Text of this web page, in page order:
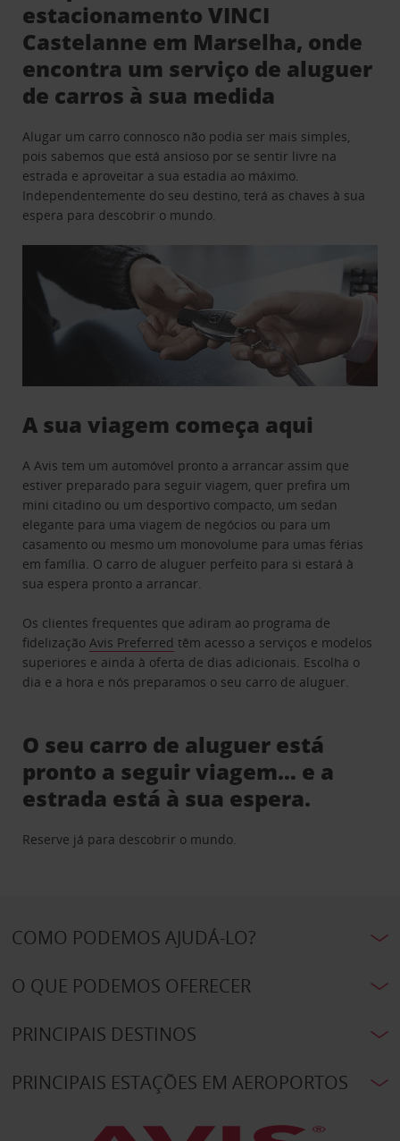
estacionamento VINCI
Castelanne em Marselha, onde
encontra um serviço de aluguer
de carros à sua medida
Alugar um carro connosco não podia ser mais simples,
pois sabemos que está ansioso por se sentir livre na
estrada e aproveitar a sua estadia ao máximo.
Independentemente do seu destino, terá as chaves à sua
espera para descobrir o mundo.
A sua viagem começa aqui
A Avis tem um automóvel pronto a arrancar assim que
estiver preparado para seguir viagem, quer prefira um
mini citadino ou um desportivo compacto, um sedan
elegante para uma viagem de negócios ou para um
casamento ou mesmo um monovolume para umas férias
em família. O carro de aluguer perfeito para si estará à
sua espera pronto a arrancar.
Os clientes frequentes que adiram ao programa de
fidelizaçãoAvis Preferred têm acesso a serviços e modelos
superiores e ainda à oferta de dias adicionais. Escolha o
dia e a hora e nós preparamos o seu carro de aluguer.
O seu carro de aluguer está
pronto a seguir viagem… e a
estrada está à sua espera.
Reserve já para descobrir o mundo.
COMO PODEMOS AJUDÁ-LO?
O QUE PODEMOS OFERECER
PRINCIPAIS DESTINOS
PRINCIPAIS ESTAÇÕES EM AEROPORTOS